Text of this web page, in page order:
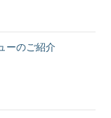
ーのご紹介